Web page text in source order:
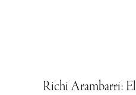
Richi Arambarri: El